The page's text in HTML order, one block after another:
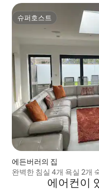
슈퍼호스트
슈퍼호스트
에든버러의 집
완벽한 침실 4개 욕실 2개
에어컨이